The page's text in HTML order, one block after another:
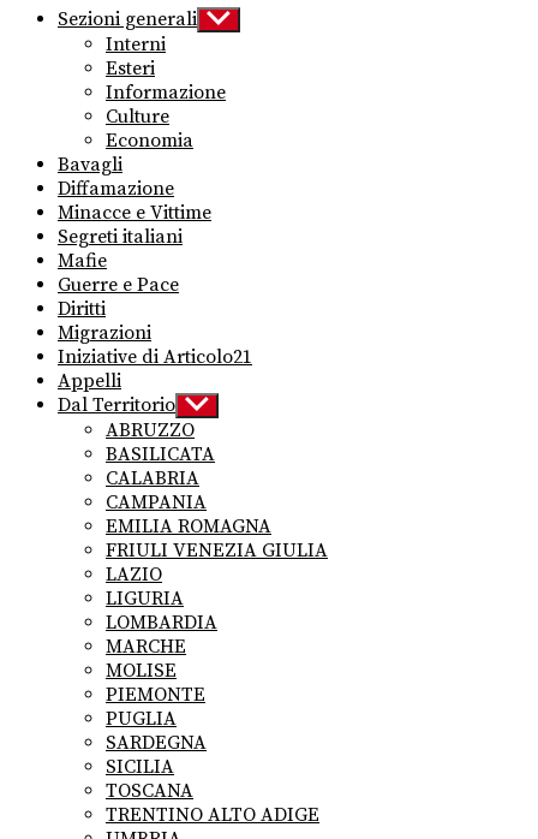
Sezioni generali Show
sub
Interni
Esteri
Informazione
Culture
Economia
Bavagli
Diffamazione
Minacce e Vittime
Segreti italiani
Mafie
Guerre e Pace
Diritti
Migrazioni
Iniziative di Articolo21
Appelli
Dal Territorio Show
sub
menu
ABRUZZO
BASILICATA
CALABRIA
CAMPANIA
EMILIA ROMAGNA
FRIULI VENEZIA GIULIA
LAZIO
LIGURIA
LOMBARDIA
MARCHE
MOLISE
PIEMONTE
PUGLIA
SARDEGNA
SICILIA
TOSCANA
TRENTINO ALTO ADIGE